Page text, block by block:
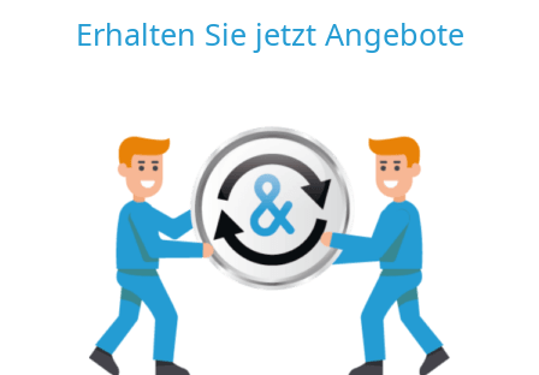
Erhalten Sie jetzt Angebote